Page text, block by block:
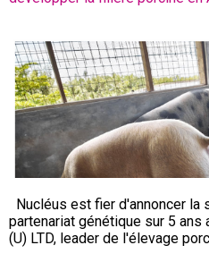
Nucléus est fier d'annoncer la
partenariat génétique sur 5 ans
(U) LTD, leader de l'élevage